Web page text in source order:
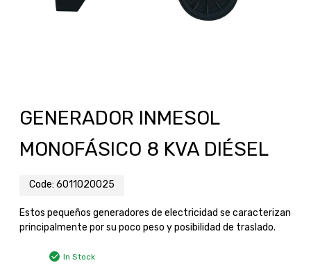
GENERADOR INMESOL
MONOFÁSICO 8 KVA DIÉSEL
Code: 6011020025
Estos pequeños generadores de electricidad se caracterizan
principalmente por su poco peso y posibilidad de traslado.
In Stock